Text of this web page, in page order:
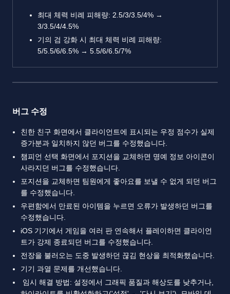
최대 체력 비례 피해량: 2.5/3/3.5/4% →
3/3.5/4/4.5%
기의 검 강화 시 최대 체력 비례 피해량:
5/5.5/6/6.5% → 5.5/6/6.5/7%
버그 수정
친한 친구 화면에서 클라이언트에 표시되는 우정 점수가 실제
증가분과 일치하지 않던 버그를 수정했습니다.
챔피언 선택 화면에서 포지션을 교체하면 명예 정보 아이콘이
사라지던 버그를 수정했습니다.
포지션을 교체하면 팀원에게 좋아요를 보낼 수 없게 되던 버그
를 수정했습니다.
우편함에서 만료된 아이템을 누르면 오류가 발생하던 버그를
수정했습니다.
iOS 기기에서 게임을 여러 판 연속해서 플레이하면 클라이언
트가 강제 종료되던 버그를 수정했습니다.
전장을 불러오는 도중 발생하던 끊김 현상을 최적화했습니다.
기기 과열 문제를 개선했습니다.
임시 해결 방법: 설정에서 그래픽 품질과 해상도를 낮추거나,